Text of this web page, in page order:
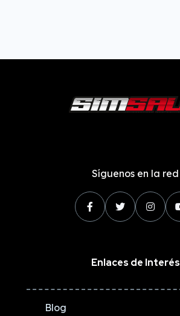
Síguenos en la red
Enlaces de Interés
Blog